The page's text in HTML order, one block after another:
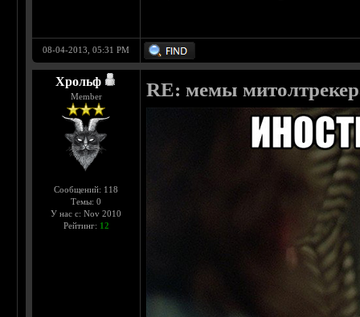
08-04-2013, 05:31 PM
Хрольф
Member
Сообщений: 118
Темы: 0
У нас с: Nov 2010
Рейтинг: 12
RE: мемы